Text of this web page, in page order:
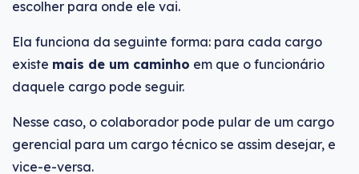
escolher para onde ele vai.
Ela funciona da seguinte forma: para cada cargo
existe mais de um caminho em que o funcionário
daquele cargo pode seguir.
Nesse caso, o colaborador pode pular de um cargo
gerencial para um cargo técnico se assim desejar, e
vice-e-versa.